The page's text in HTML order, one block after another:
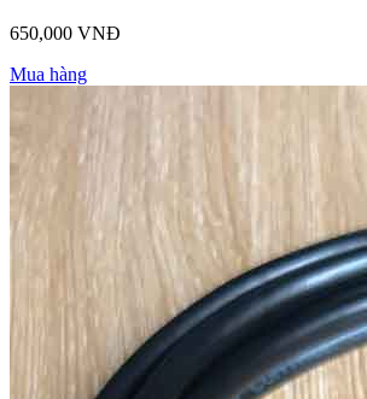
650,000 VNĐ
Mua hàng